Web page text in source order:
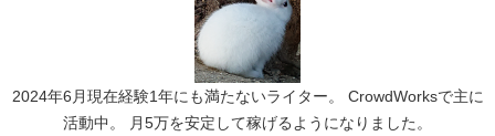
2024年6月現在経験1年にも満たないライター。 CrowdWorksで主に
活動中。 月5万を安定して稼げるようになりました。